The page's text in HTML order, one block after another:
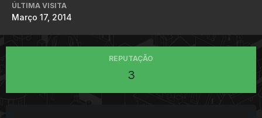
ÚLTIMA VISITA
Março 17, 2014
REPUTAÇÃO
3